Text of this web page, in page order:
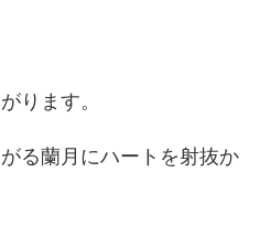
ります。
る蘭月にハートを射抜か